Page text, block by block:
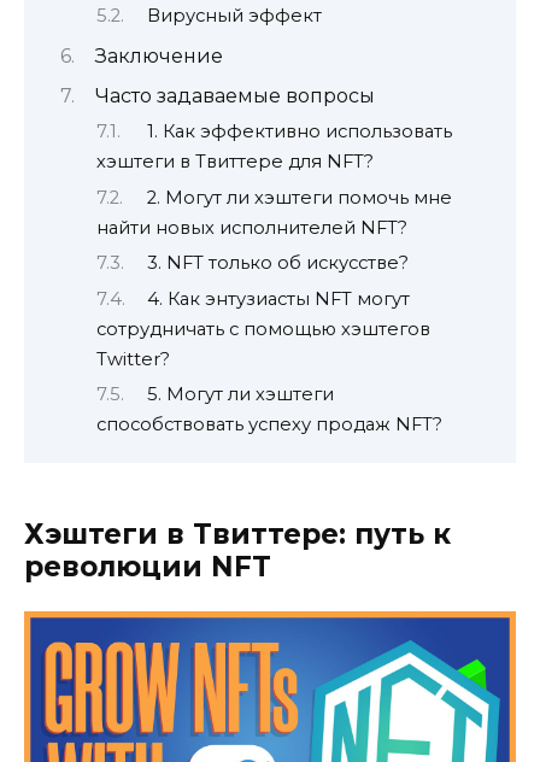
Вирусный эффект
Заключение
Часто задаваемые вопросы
1. Как эффективно использовать
хэштеги в Твиттере для NFT?
2. Могут ли хэштеги помочь мне
найти новых исполнителей NFT?
3. NFT только об искусстве?
4. Как энтузиасты NFT могут
сотрудничать с помощью хэштегов
Twitter?
5. Могут ли хэштеги
способствовать успеху продаж NFT?
Хэштеги в Твиттере: путь к
революции NFT